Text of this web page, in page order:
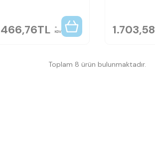
466,76TL KDV 1.703,58
Toplam 8 ürün bulunmaktadır.